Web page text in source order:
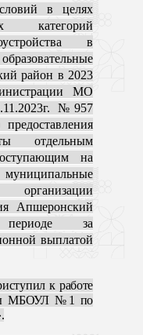
в целях
категорий
в
район в 2023
МО
№957
отдельным
на
Апшеронский
периоде за
выплатой
к работе
МБОУЛ №1 по